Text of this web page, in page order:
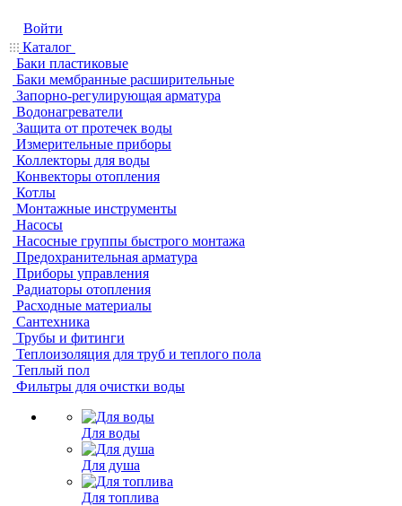
Войти
Каталог
Баки пластиковые
Баки мембранные расширительные
Запорно-регулирующая арматура
Водонагреватели
Защита от протечек воды
Измерительные приборы
Коллекторы для воды
Конвекторы отопления
Котлы
Монтажные инструменты
Насосы
Насосные группы быстрого монтажа
Предохранительная арматура
Приборы управления
Радиаторы отопления
Расходные материалы
Сантехника
Трубы и фитинги
Теплоизоляция для труб и теплого пола
Теплый пол
Фильтры для очистки воды
Для воды
Для душа
Для топлива